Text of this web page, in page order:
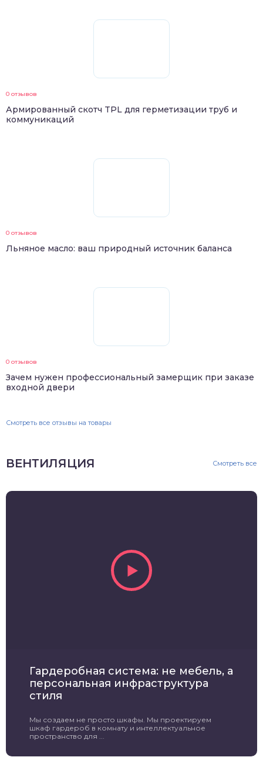
0 отзывов
Армированный скотч TPL для герметизации труб и
коммуникаций
0 отзывов
Льняное масло: ваш природный источник баланса
0 отзывов
Зачем нужен профессиональный замерщик при заказе
входной двери
Смотреть все отзывы на товары
ВЕНТИЛЯЦИЯ Смотреть все
Гардеробная система: не мебель, а
персональная инфраструктура
стиля
Мы создаем не просто шкафы. Мы проектируем
шкаф гардероб в комнату и интеллектуальное
пространство для ...